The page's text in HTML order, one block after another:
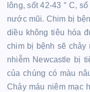
lông, sốt 42-43 ° C,
nước mũi. Chim bị
diều không tiêu hóa
chim bị bệnh sẽ
nhiễm Newcastle bị
của chúng có màu
Chảy máu niêm mạc